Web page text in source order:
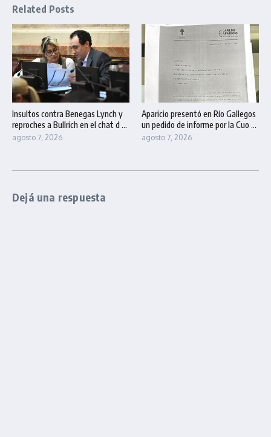
Related Posts
Insultos contra Benegas Lynch y
reproches a Bullrich en el chat d ...
agosto 7, 2026
Aparicio presentó en Río Gallegos
un pedido de informe por la Cuo ...
agosto 7, 2026
Dejá una respuesta